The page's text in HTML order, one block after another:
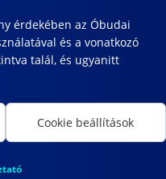
érdekében az Óbudai
és a vonatkozó
talál, és ugyanitt
Cookie beállítások